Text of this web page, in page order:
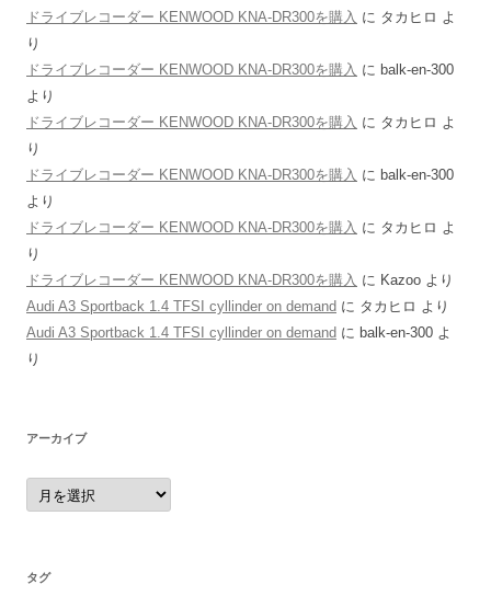
ドライブレコーダー KENWOOD KNA-DR300を購入 に タカヒロ よ
り
ドライブレコーダー KENWOOD KNA-DR300を購入 に balk-en-300
より
ドライブレコーダー KENWOOD KNA-DR300を購入 に タカヒロ よ
り
ドライブレコーダー KENWOOD KNA-DR300を購入 に balk-en-300
より
ドライブレコーダー KENWOOD KNA-DR300を購入 に タカヒロ よ
り
ドライブレコーダー KENWOOD KNA-DR300を購入 に Kazoo より
Audi A3 Sportback 1.4 TFSI cyllinder on demand に タカヒロ より
Audi A3 Sportback 1.4 TFSI cyllinder on demand に balk-en-300 よ
り
アーカイブ
ア
ー
カ
タグ